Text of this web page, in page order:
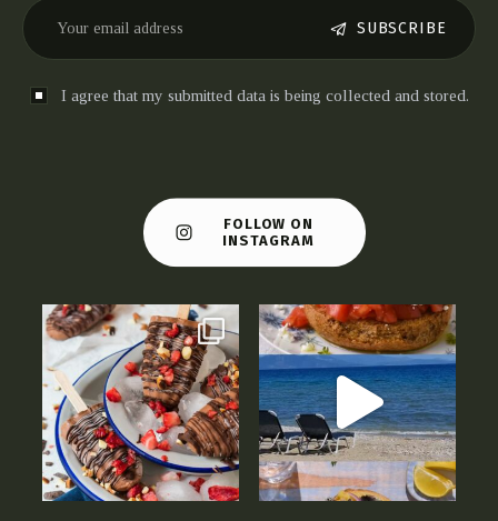
SUBSCRIBE
I agree that my submitted data is being collected and stored.
FOLLOW ON
INSTAGRAM